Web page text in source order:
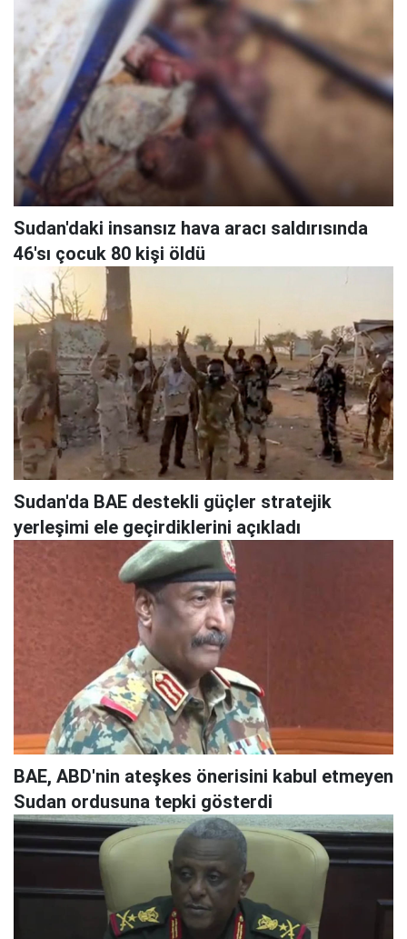
Sudan'daki insansız hava aracı saldırısında
46'sı çocuk 80 kişi öldü
Sudan'da BAE destekli güçler stratejik
yerleşimi ele geçirdiklerini açıkladı
BAE, ABD'nin ateşkes önerisini kabul etmeyen
Sudan ordusuna tepki gösterdi